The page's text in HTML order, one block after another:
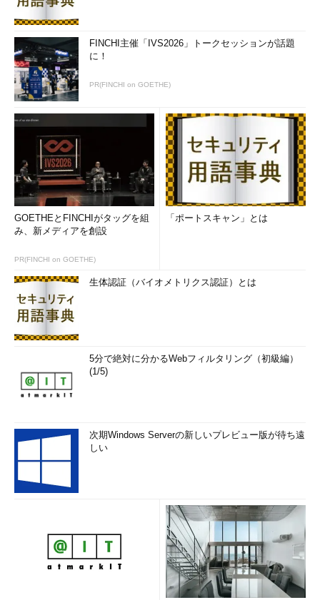
FINCHI主催「IVS2026」トークセッションが話題
に！
PR(FINCHI on GOETHE)
GOETHEとFINCHIがタッグを組
み、新メディアを創設
PR(FINCHI on GOETHE)
「ポートスキャン」とは
生体認証（バイオメトリクス認証）とは
5分で絶対に分かるWebフィルタリング（初級編）
(1/5)
次期Windows Serverの新しいプレビュー版が待ち遠
しい